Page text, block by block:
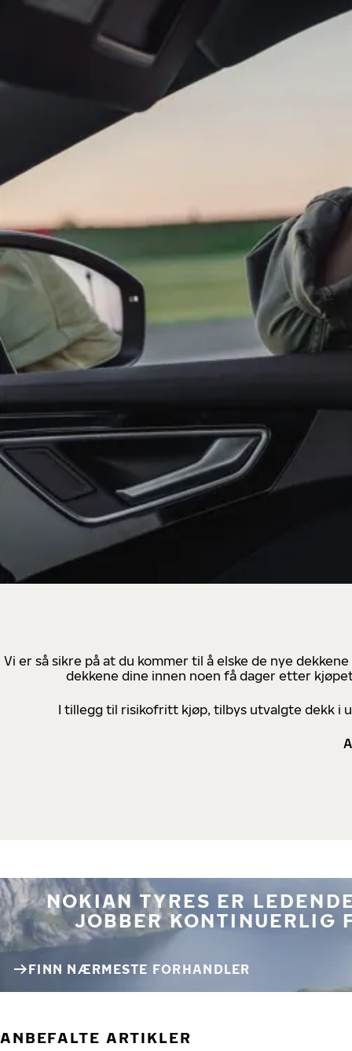
Vi er så sikre på at du kommer til å elske de nye
dekkene dine innen noen få dager etter
I tillegg til risikofritt kjøp, tilbys utvalgte dekk i
NOKIAN TYRES ER
JOBBER KONTINUERLIG
FINN NÆRMESTE FORHANDLER
ANBEFALTE ARTIKLER